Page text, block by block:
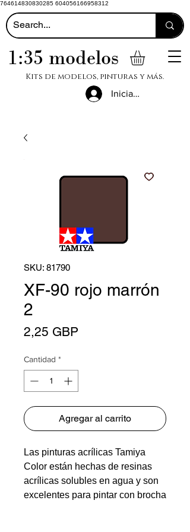
764614830830285 604056166958312
1:35 modelos
Kits de modelos, pinturas y más.
Iniciar sesión
SKU: 81790
XF-90 rojo marrón
2
2,25 GBP
Cantidad *
Agregar al carrito
Las pinturas acrílicas Tamiya
Color están hechas de resinas
acrílicas solubles en agua y son
excelentes para pintar con brocha